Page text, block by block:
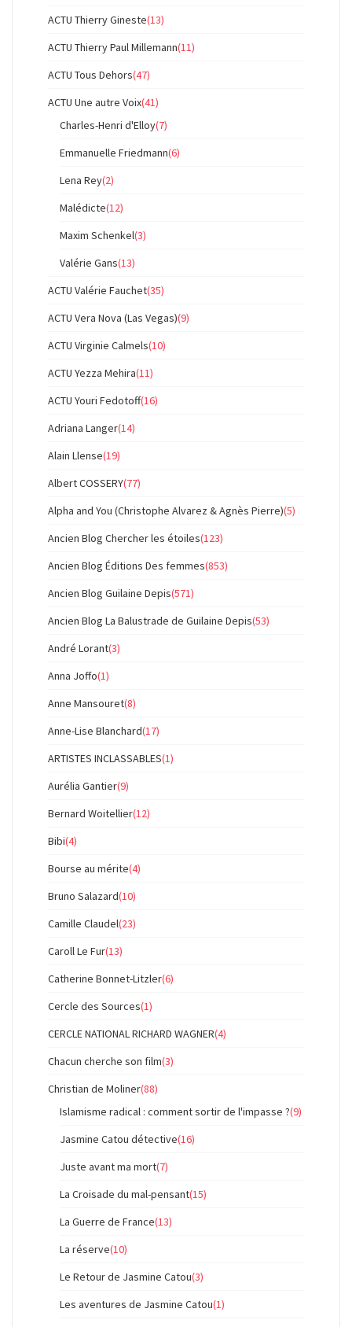
ACTU Thierry Gineste(13)
ACTU Thierry Paul Millemann(11)
ACTU Tous Dehors(47)
ACTU Une autre Voix(41)
Charles-Henri d'Elloy(7)
Emmanuelle Friedmann(6)
Lena Rey(2)
Malédicte(12)
Maxim Schenkel(3)
Valérie Gans(13)
ACTU Valérie Fauchet(35)
ACTU Vera Nova (Las Vegas)(9)
ACTU Virginie Calmels(10)
ACTU Yezza Mehira(11)
ACTU Youri Fedotoff(16)
Adriana Langer(14)
Alain Llense(19)
Albert COSSERY(77)
Alpha and You (Christophe Alvarez & Agnès Pierre)(5)
Ancien Blog Chercher les étoiles(123)
Ancien Blog Éditions Des femmes(853)
Ancien Blog Guilaine Depis(571)
Ancien Blog La Balustrade de Guilaine Depis(53)
André Lorant(3)
Anna Joffo(1)
Anne Mansouret(8)
Anne-Lise Blanchard(17)
ARTISTES INCLASSABLES(1)
Aurélia Gantier(9)
Bernard Woitellier(12)
Bibi(4)
Bourse au mérite(4)
Bruno Salazard(10)
Camille Claudel(23)
Caroll Le Fur(13)
Catherine Bonnet-Litzler(6)
Cercle des Sources(1)
CERCLE NATIONAL RICHARD WAGNER(4)
Chacun cherche son film(3)
Christian de Moliner(88)
Islamisme radical : comment sortir de l'impasse ?(9)
Jasmine Catou détective(16)
Juste avant ma mort(7)
La Croisade du mal-pensant(15)
La Guerre de France(13)
La réserve(10)
Le Retour de Jasmine Catou(3)
Les aventures de Jasmine Catou(1)